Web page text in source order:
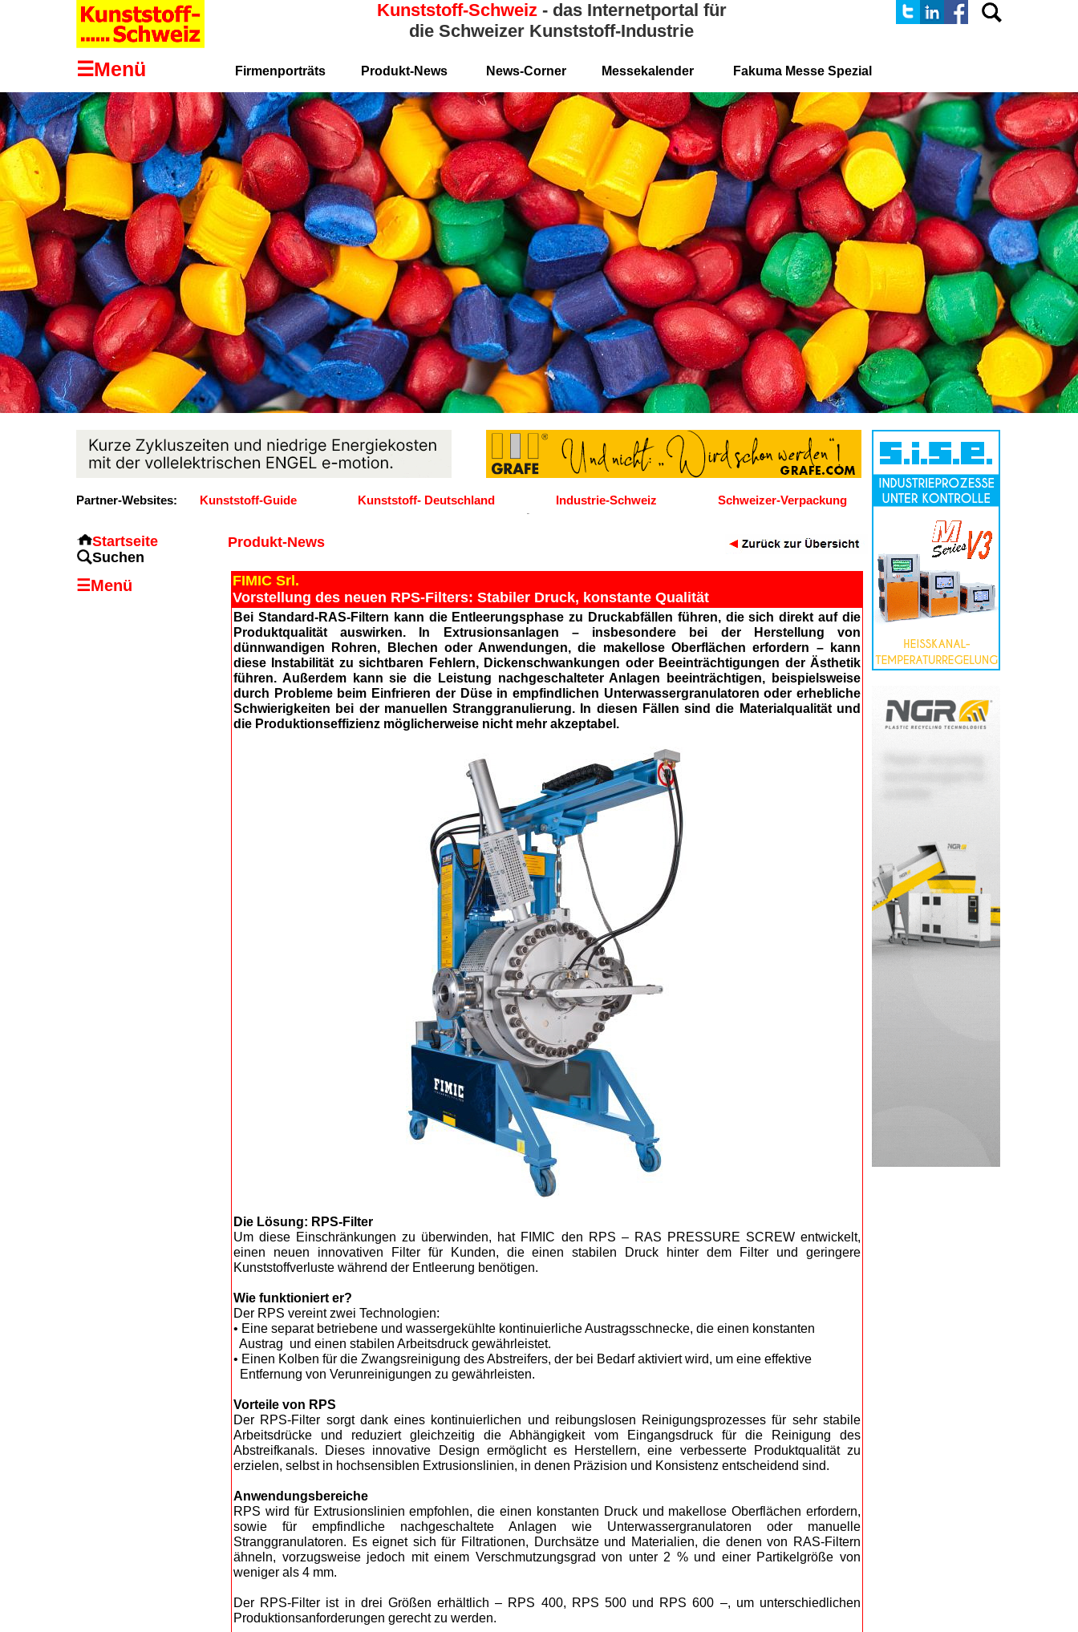
Produkt-News
FIMIC Srl.
Vorstellung des neuen RPS-Filters: Stabiler Druck, konstante Qualität
Bei Standard-RAS-Filtern kann die Entleerungsphase zu Druckabfällen führen, die sich direkt auf die
Produktqualität auswirken. In Extrusionsanlagen – insbesondere bei der Herstellung von
dünnwandigen Rohren, Blechen oder Anwendungen, die makellose Oberflächen erfordern – kann
diese Instabilität zu sichtbaren Fehlern, Dickenschwankungen oder Beeinträchtigungen der Ästhetik
führen. Außerdem kann sie die Leistung nachgeschalteter Anlagen beeinträchtigen, beispielsweise
durch Probleme beim Einfrieren der Düse in empfindlichen Unterwassergranulatoren oder erhebliche
Schwierigkeiten bei der manuellen Stranggranulierung. In diesen Fällen sind die Materialqualität und
die Produktionseffizienz möglicherweise nicht mehr akzeptabel.
Die Lösung: RPS-Filter
Um diese Einschränkungen zu überwinden, hat FIMIC den RPS – RAS PRESSURE SCREW entwickelt,
einen neuen innovativen Filter für Kunden, die einen stabilen Druck hinter dem Filter und geringere
Kunststoffverluste während der Entleerung benötigen.
Wie funktioniert er?
Der RPS vereint zwei Technologien:
• Eine separat betriebene und wassergekühlte kontinuierliche Austragsschnecke, die einen konstanten
Austrag und einen stabilen Arbeitsdruck gewährleistet.
• Einen Kolben für die Zwangsreinigung des Abstreifers, der bei Bedarf aktiviert wird, um eine effektive
Entfernung von Verunreinigungen zu gewährleisten.
Vorteile von RPS
Der RPS-Filter sorgt dank eines kontinuierlichen und reibungslosen Reinigungsprozesses für sehr stabile
Arbeitsdrücke und reduziert gleichzeitig die Abhängigkeit vom Eingangsdruck für die Reinigung des
Abstreifkanals. Dieses innovative Design ermöglicht es Herstellern, eine verbesserte Produktqualität zu
erzielen, selbst in hochsensiblen Extrusionslinien, in denen Präzision und Konsistenz entscheidend sind.
Anwendungsbereiche
RPS wird für Extrusionslinien empfohlen, die einen konstanten Druck und makellose Oberflächen erfordern,
sowie für empfindliche nachgeschaltete Anlagen wie Unterwassergranulatoren oder manuelle
Stranggranulatoren. Es eignet sich für Filtrationen, Durchsätze und Materialien, die denen von RAS-Filtern
ähneln, vorzugsweise jedoch mit einem Verschmutzungsgrad von unter 2 % und einer Partikelgröße von
weniger als 4 mm.
Der RPS-Filter ist in drei Größen erhältlich – RPS 400, RPS 500 und RPS 600 –, um unterschiedlichen
Produktionsanforderungen gerecht zu werden.
Partner-Websites: Kunststoff-Guide Kunststoff- Deutschland Industrie-Schweiz Schweizer-Verpackung
Kunststoff-Schweiz- das Internetportal für
die Schweizer Kunststoff-Industrie
Startseite
Suchen
☰Menü
☰Menü
Firmenporträts Produkt-News News-Corner Messekalender Fakuma Messe Spezial